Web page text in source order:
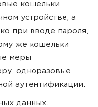
кошельки
устройстве, а
при вводе пароля,
же кошельки
меры
одноразовые
аутентификации.
данных.